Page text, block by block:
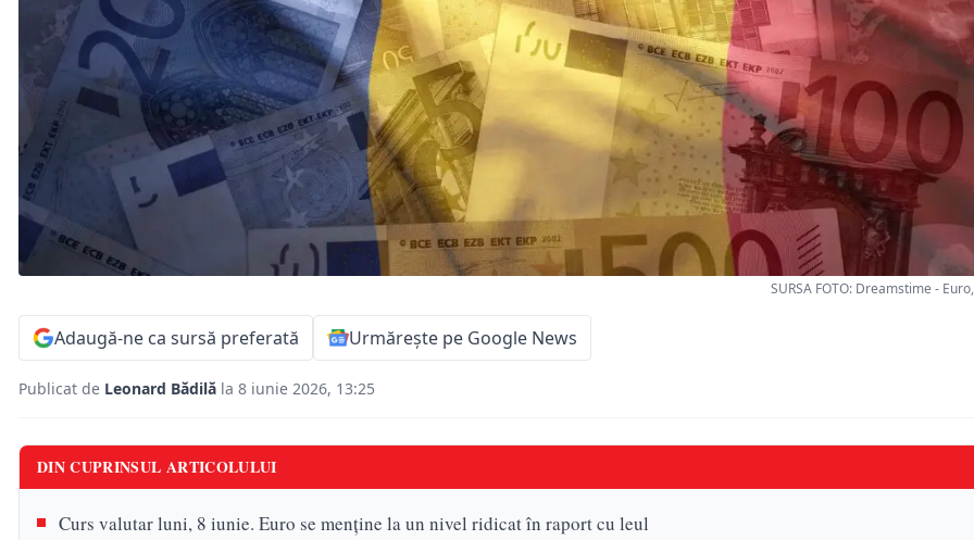
SURSA FOTO: Dreamstime -
Adaugă-ne ca sursă preferată Urmărește pe Google News
Publicat de Leonard Bădilă la 8 iunie 2026, 13:25
DIN CUPRINSUL ARTICOLULUI
Curs valutar luni, 8 iunie. Euro se menține la un nivel ridicat în raport cu leul